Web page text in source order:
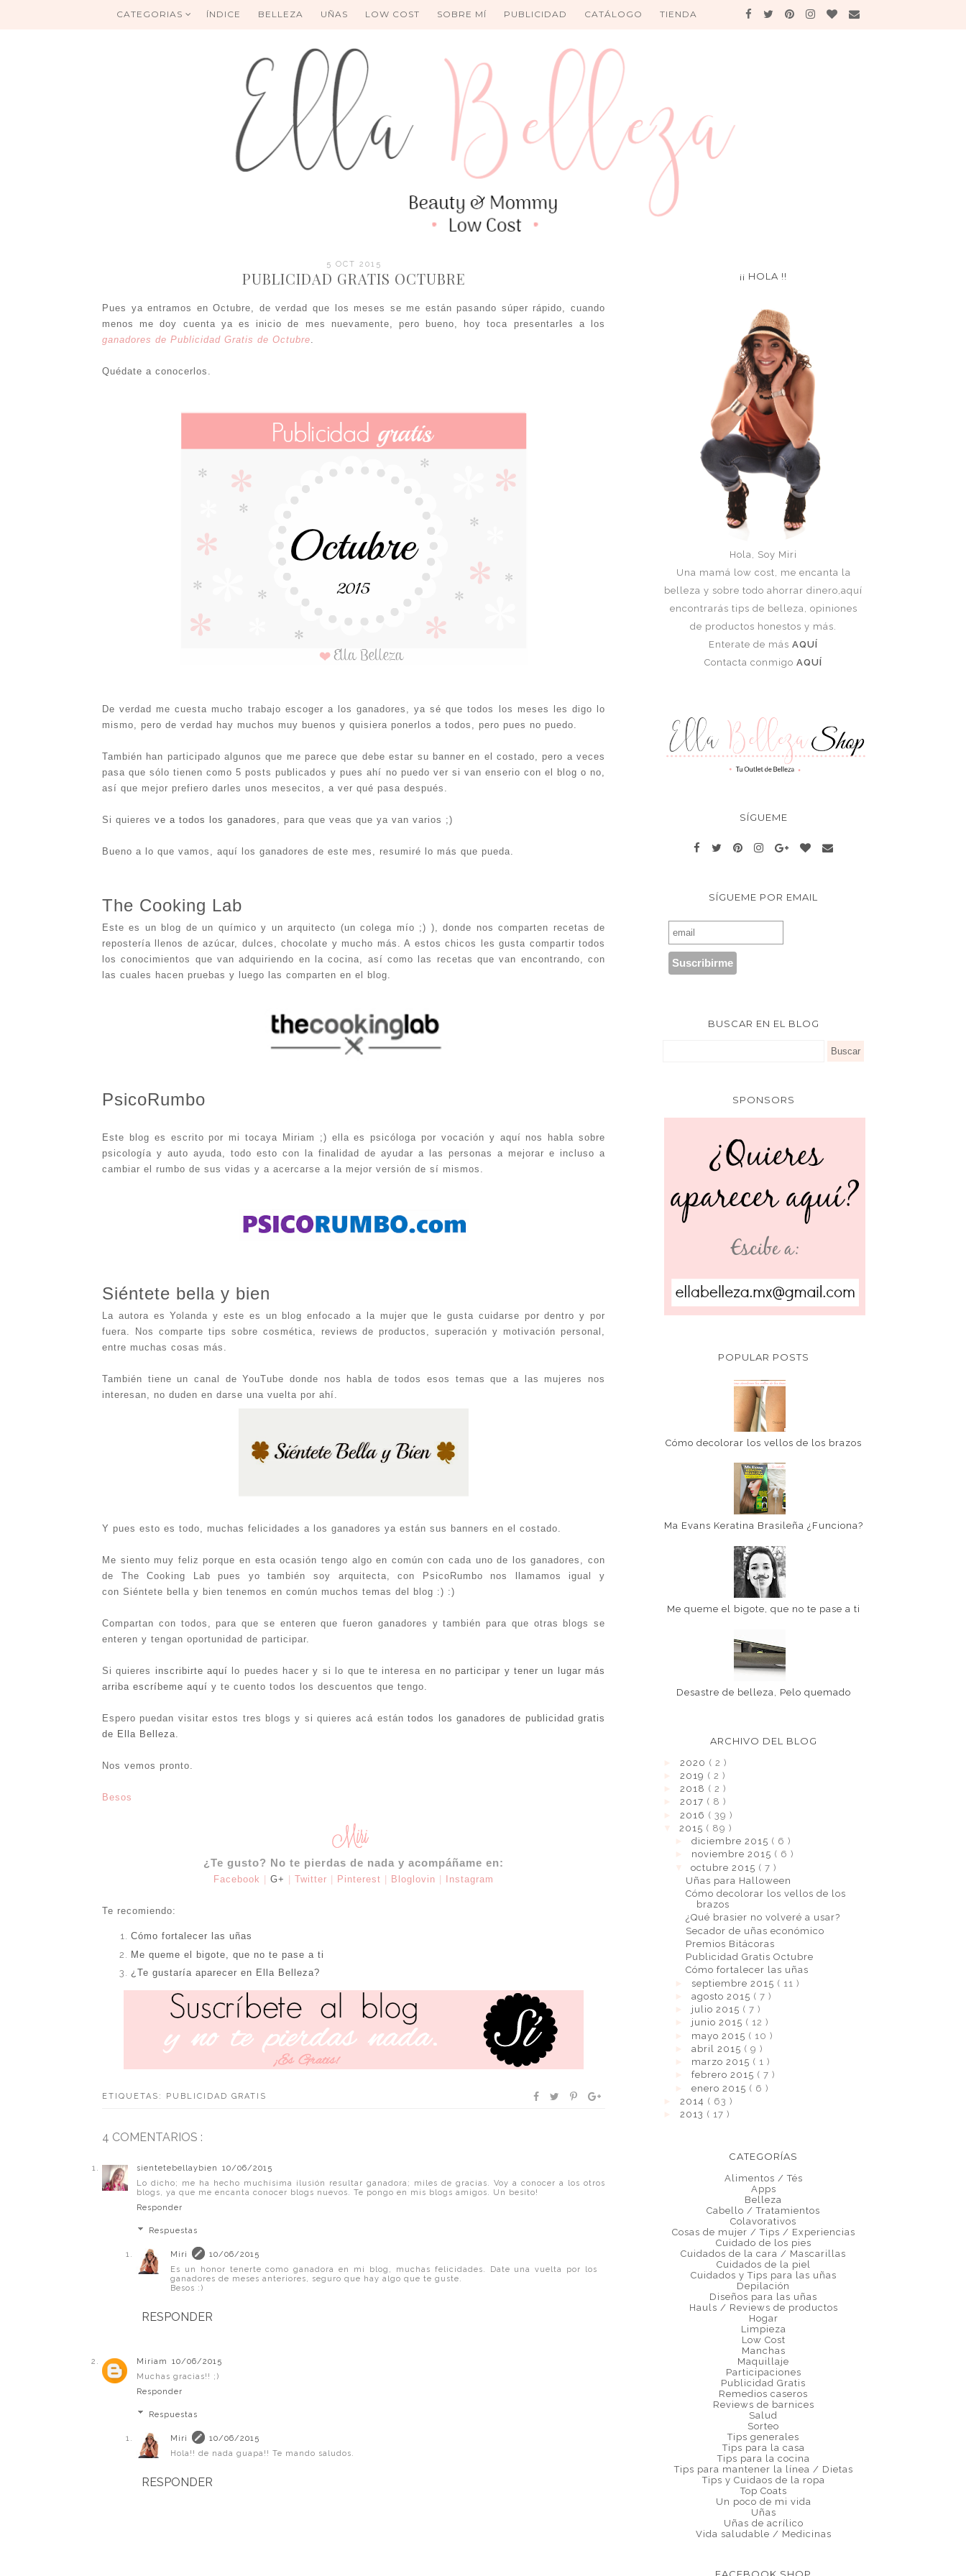
CATEGORIAS ÍNDICE BELLEZA UÑAS LOW COST SOBRE MÍ PUBLICIDAD CATÁLOGO TIENDA
5 OCT 2015
PUBLICIDAD GRATIS OCTUBRE
Pues ya entramos en Octubre, de verdad que los meses se me están pasando súper rápido, cuando
menos me doy cuenta ya es inicio de mes nuevamente, pero bueno, hoy toca presentarles a los
ganadores de Publicidad Gratis de Octubre.
Quédate a conocerlos.
De verdad me cuesta mucho trabajo escoger a los ganadores, ya sé que todos los meses les digo lo
mismo, pero de verdad hay muchos muy buenos y quisiera ponerlos a todos, pero pues no puedo.
También han participado algunos que me parece que debe estar su banner en el costado, pero a veces
pasa que sólo tienen como 5 posts publicados y pues ahí no puedo ver si van enserio con el blog o no,
así que mejor prefiero darles unos mesecitos, a ver qué pasa después.
Si quieres ve a todos los ganadores , para que veas que ya van varios ;)
Bueno a lo que vamos, aquí los ganadores de este mes, resumiré lo más que pueda.
The Cooking Lab
Este es un blog de un químico y un arquitecto (un colega mío ;) ), donde nos comparten recetas de
repostería llenos de azúcar, dulces, chocolate y mucho más. A estos chicos les gusta compartir todos
los conocimientos que van adquiriendo en la cocina, así como las recetas que van encontrando, con
las cuales hacen pruebas y luego las comparten en el blog.
PsicoRumbo
Este blog es escrito por mi tocaya Miriam ;) ella es psicóloga por vocación y aquí nos habla sobre
psicología y auto ayuda, todo esto con la finalidad de ayudar a las personas a mejorar e incluso a
cambiar el rumbo de sus vidas y a acercarse a la mejor versión de sí mismos.
Siéntete bella y bien
La autora es Yolanda y este es un blog enfocado a la mujer que le gusta cuidarse por dentro y por
fuera. Nos comparte tips sobre cosmética, reviews de productos, superación y motivación personal,
entre muchas cosas más.
También tiene un canal de YouTube donde nos habla de todos esos temas que a las mujeres nos
interesan, no duden en darse una vuelta por ahí.
Y pues esto es todo, muchas felicidades a los ganadores ya están sus banners en el costado.
Me siento muy feliz porque en esta ocasión tengo algo en común con cada uno de los ganadores, con
de The Cooking Lab pues yo también soy arquitecta, con PsicoRumbo nos llamamos igual y
con Siéntete bella y bien tenemos en común muchos temas del blog :) :)
Compartan con todos, para que se enteren que fueron ganadores y también para que otras blogs se
enteren y tengan oportunidad de participar.
Si quieres inscribirte aquí lo puedes hacer y si lo que te interesa en no participar y tener un lugar más
arriba escríbeme aquí y te cuento todos los descuentos que tengo.
Espero puedan visitar estos tres blogs y si quieres acá estántodos los ganadores de publicidad gratis
de Ella Belleza.
Nos vemos pronto.
Besos
¿Te gusto? No te pierdas de nada y acompáñame en:
Facebook G+ Twitter Pinterest Bloglovin Instagram
Te recomiendo:
Cómo fortalecer las uñas
Me queme el bigote, que no te pase a ti
¿Te gustaría aparecer en Ella Belleza?
ETIQUETAS: PUBLICIDAD GRATIS
4 COMENTARIOS :
sientetebellaybien
10/06/2015
Lo dicho; me ha hecho muchísima ilusión resultar ganadora; miles de gracias. Voy a conocer a los otros
blogs, ya que me encanta conocer blogs nuevos. Te pongo en mis blogs amigos. Un besito!
Responder
Respuestas
Miri
10/06/2015
Es un honor tenerte como ganadora en mi blog, muchas felicidades. Date una vuelta por los
ganadores de meses anteriores, seguro que hay algo que te guste.
Besos :)
RESPONDER
Miriam
10/06/2015
Muchas gracias!! ;)
Responder
Respuestas
Miri
10/06/2015
Hola!! de nada guapa!! Te mando saludos.
RESPONDER
¡¡ HOLA !!
Hola, Soy Miri
Una mamá low cost, me encanta la
belleza y sobre todo ahorrar dinero,aquí
encontrarás tips de belleza, opiniones
de productos honestos y más.
Enterate de más AQUÍ
Contacta conmigo AQUÍ
SÍGUEME
SÍGUEME POR EMAIL
BUSCAR EN EL BLOG
SPONSORS
POPULAR POSTS
Cómo decolorar los vellos de los brazos
Ma Evans Keratina Brasileña ¿Funciona?
Me queme el bigote, que no te pase a ti
Desastre de belleza, Pelo quemado
ARCHIVO DEL BLOG
2020 ( 2 )
2019 ( 2 )
2018 ( 2 )
2017 ( 8 )
2016 ( 39 )
2015 ( 89 )
diciembre 2015 ( 6 )
noviembre 2015 ( 6 )
octubre 2015 ( 7 )
Uñas para Halloween
Cómo decolorar los vellos de los
brazos
¿Qué brasier no volveré a usar?
Secador de uñas económico
Premios Bitácoras
Publicidad Gratis Octubre
Cómo fortalecer las uñas
septiembre 2015 ( 11 )
agosto 2015 ( 7 )
julio 2015 ( 7 )
junio 2015 ( 12 )
mayo 2015 ( 10 )
abril 2015 ( 9 )
marzo 2015 ( 1 )
febrero 2015 ( 7 )
enero 2015 ( 6 )
2014 ( 63 )
2013 ( 17 )
CATEGORÍAS
Alimentos / Tés
Apps
Belleza
Cabello / Tratamientos
Colavorativos
Cosas de mujer / Tips / Experiencias
Cuidado de los pies
Cuidados de la cara / Mascarillas
Cuidados de la piel
Cuidados y Tips para las uñas
Depilación
Diseños para las uñas
Hauls / Reviews de productos
Hogar
Limpieza
Low Cost
Manchas
Maquillaje
Participaciones
Publicidad Gratis
Remedios caseros
Reviews de barnices
Salud
Sorteo
Tips generales
Tips para la casa
Tips para la cocina
Tips para mantener la línea / Dietas
Tips y Cuidaos de la ropa
Top Coats
Un poco de mi vida
Uñas
Uñas de acrílico
Vida saludable / Medicinas